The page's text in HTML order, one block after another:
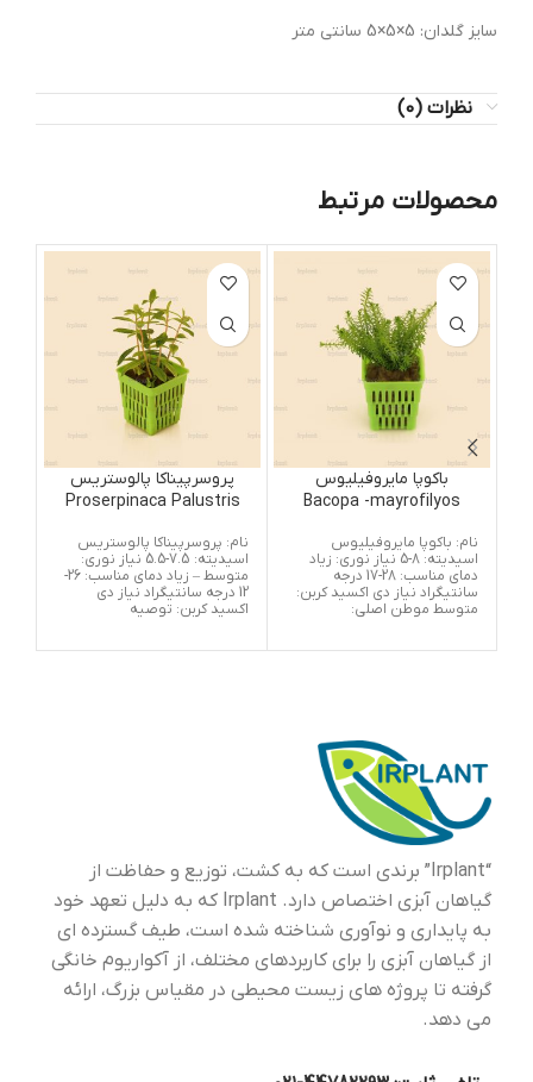
سایز گلدان: 5×5×5 سانتی متر
نظرات (0)
محصولات مرتبط
باکوپا مایروفیلیوس
Bacopa -mayrofilyos
نام: باکوپا مایروفیلیوس
اسیدیته: 8-5 نیاز نوری: زیاد
دمای مناسب: 28-17 درجه
سانتیگراد نیاز دی اکسید کربن:
متوسط موطن اصلی:
پروسرپیناکا پالوستریس
Proserpinaca Palustris
نام: پروسرپیناکا پالوستریس
اسیدیته: 7.5-5.5 نیاز نوری:
متوسط – زیاد دمای مناسب: 26-
12 درجه سانتیگراد نیاز دی
اکسید کربن: توصیه
“Irplant” برندی است که به کشت، توزیع و حفاظت از
گیاهان آبزی اختصاص دارد. Irplant که به دلیل تعهد خود
به پایداری و نوآوری شناخته شده است، طیف گسترده ای
از گیاهان آبزی را برای کاربردهای مختلف، از آکواریوم خانگی
گرفته تا پروژه های زیست محیطی در مقیاس بزرگ، ارائه
می دهد.